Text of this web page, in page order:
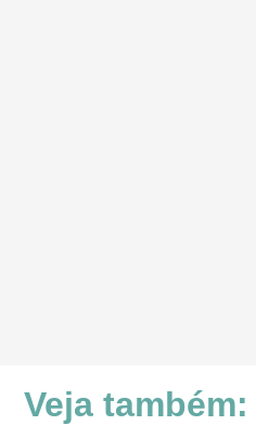
Veja também: